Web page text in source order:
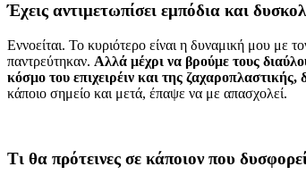
Έχεις αντιμετωπίσει εμπόδια και
Εννοείται. Το κυριότερο είναι η δυναμική μου με
παντρεύτηκαν. Αλλά μέχρι να βρούμε τους
κόσμο του επιχειρέιν και της
κάποιο σημείο και μετά, έπαψε να με απασχολεί.
Τι θα πρότεινες σε κάποιον που